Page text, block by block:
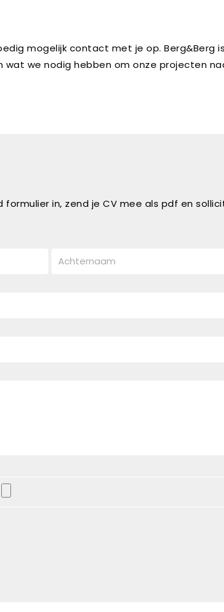
mogelijk contact met je op. Berg&Berg
we nodig hebben om onze projecten
in, zend je CV mee als pdf en